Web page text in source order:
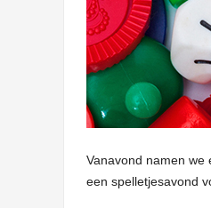
Vanavond namen we
een spelletjesavond